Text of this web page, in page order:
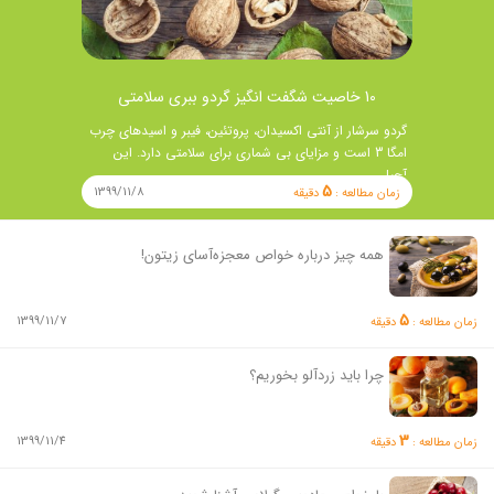
10 خاصیت شگفت انگیز گردو ببری سلامتی
گردو سرشار از آنتی اکسیدان، پروتئین، فیبر و اسیدهای چرب
امگا 3 است و مزایای بی شماری برای سلامتی دارد. این
آجیل …
زمان مطالعه : 5دقیقه 1399/11/8
همه چیز درباره خواص معجزه‌آسای زیتون!
زمان مطالعه : 5دقیقه 1399/11/7
چرا باید زردآلو بخوریم؟
زمان مطالعه : 3دقیقه 1399/11/4